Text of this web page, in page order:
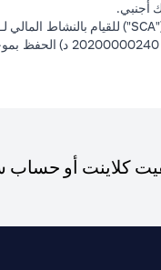
أجنبي.
أو حساب